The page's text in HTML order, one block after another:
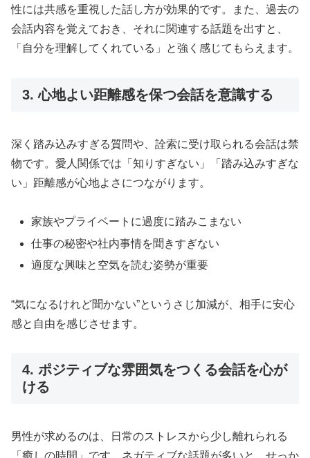
性には共感を重視した話し方が効果的です。また、過去の
会話内容を覚えておき、それに関連する話題を出すと、
「自分を理解してくれている」と強く感じてもらえます。
3. 心地よい距離感を保つ会話を意識する
深く踏み込みすぎる質問や、詮索に受け取られる会話は禁
物です。愛人関係では「知りすぎない」「踏み込みすぎな
い」距離感が心地よさにつながります。
家族やプライベートに過度に踏みこまない
仕事の秘密や社内事情を聞きすぎない
適度な興味と空気を読む姿勢が重要
“気になるけれど聞かない”というさじ加減が、相手に安心
感と自由を感じさせます。
4. ポジティブな雰囲気をつくる会話を心が
ける
男性が求めるのは、日常のストレスから少し離れられる
「癒しの時間」です。ネガティブな話題が多いと、せっか